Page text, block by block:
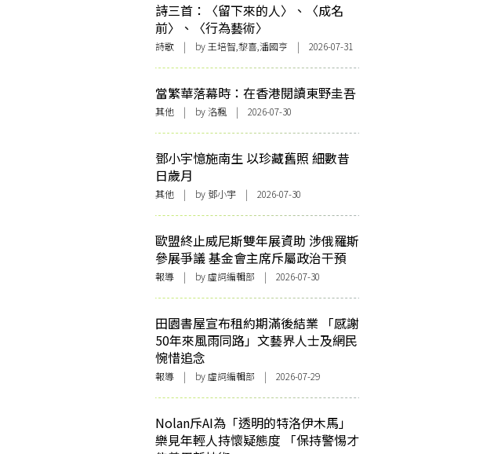
詩三首：〈留下來的人〉、〈成名
前〉、〈行為藝術〉
詩歌 | by 王培智,黎喜,潘國亨 | 2026-07-31
當繁華落幕時：在香港閱讀東野圭吾
其他 | by洛楓 | 2026-07-30
鄧小宇憶施南生 以珍藏舊照 細數昔
日歲月
其他 | by 鄧小宇 | 2026-07-30
歐盟終止威尼斯雙年展資助 涉俄羅斯
參展爭議 基金會主席斥屬政治干預
報導 | by 虛詞編輯部 | 2026-07-30
田園書屋宣布租約期滿後結業 「感謝
50年來風雨同路」文藝界人士及網民
惋惜追念
報導 | by 虛詞編輯部 | 2026-07-29
Nolan斥AI為「透明的特洛伊木馬」
樂見年輕人持懷疑態度 「保持警惕才